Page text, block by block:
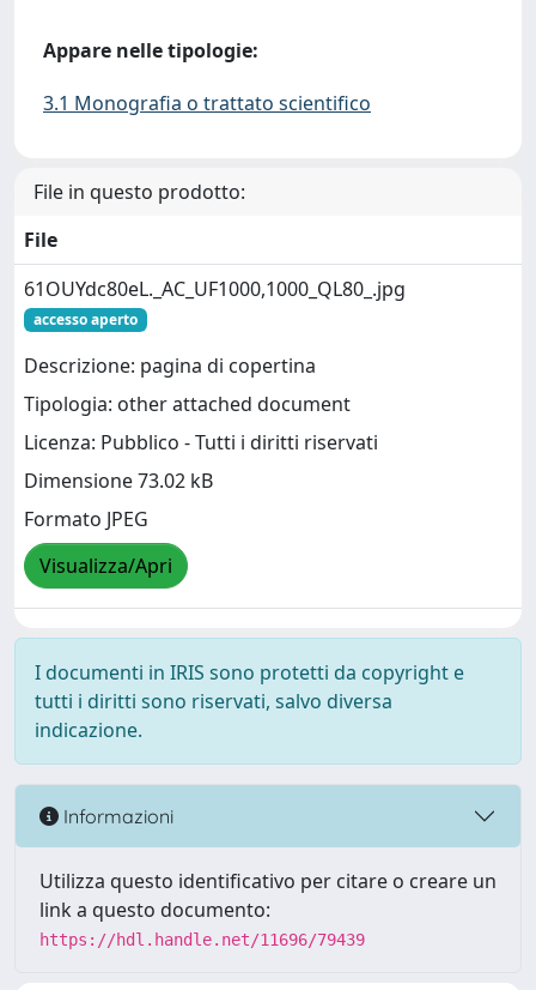
Appare nelle tipologie:
3.1 Monografia o trattato scientifico
File in questo prodotto:
File
61OUYdc80eL._AC_UF1000,1000_QL80_.jpg
accesso aperto
Descrizione: pagina di copertina
Tipologia: other attached document
Licenza: Pubblico - Tutti i diritti riservati
Dimensione 73.02 kB
Formato JPEG
Visualizza/Apri
I documenti in IRIS sono protetti da copyright e
tutti i diritti sono riservati, salvo diversa
indicazione.
Informazioni
Utilizza questo identificativo per citare o creare un
link a questo documento:
https://hdl.handle.net/11696/79439